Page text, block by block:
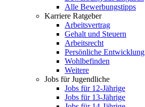
Alle Bewerbungstipps
Karriere Ratgeber
Arbeitsvertrag
Gehalt und Steuern
Arbeitsrecht
Persönliche Entwicklung
Wohlbefinden
Weitere
Jobs für Jugendliche
Jobs für 12-Jährige
Jobs für 13-Jährige